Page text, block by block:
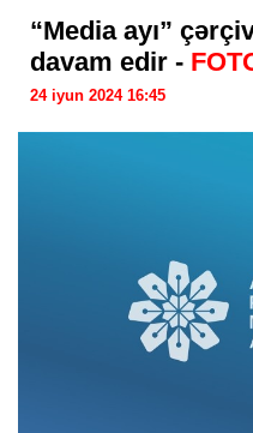
“Media ayı”
davam edir -
24 iyun 2024 16:45